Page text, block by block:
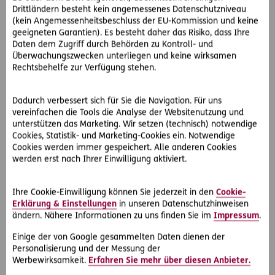
Drittländern besteht kein angemessenes Datenschutzniveau
(kein Angemessenheitsbeschluss der EU-Kommission und keine
geeigneten Garantien). Es besteht daher das Risiko, dass Ihre
Daten dem Zugriff durch Behörden zu Kontroll- und
Überwachungszwecken unterliegen und keine wirksamen
Rechtsbehelfe zur Verfügung stehen.
Dadurch verbessert sich für Sie die Navigation. Für uns
vereinfachen die Tools die Analyse der Websitenutzung und
unterstützen das Marketing. Wir setzen (technisch) notwendige
Cookies, Statistik- und Marketing-Cookies ein. Notwendige
Cookies werden immer gespeichert. Alle anderen Cookies
werden erst nach Ihrer Einwilligung aktiviert.
Ihre Cookie-Einwilligung können Sie jederzeit in den Cookie-
Erklärung & Einstellungen in unseren Datenschutzhinweisen
ändern. Nähere Informationen zu uns finden Sie im Impressum.
Einige der von Google gesammelten Daten dienen der
Personalisierung und der Messung der
Werbewirksamkeit. Erfahren Sie mehr über diesen Anbieter.
mitgegeben, kann der Gewährleistungsanspruch
gegenüber dem Erstverkäufer bzw. Händler aufrecht
bleiben. Dazu müssen allerdings die Rechte vom Verkäufer
an den Käufer abgetreten werden. Den Händlern reicht in
der Praxis oftmals die Vorlage der Originalrechnung. Ob
gilt, ist im jeweiligen Garantievertrag nachzulesen.
Betrug beim Online-Shopping
Die steigende Beliebtheit von privaten Online-Käufen bietet
auch Kriminellen eine Plattform, sich unrechtmäßig zu
bereichern. Selbst wenn der Großteil der Verkäufe
geraten. Bei Internetbetrug denken viele automatisch an
einen Käufer, der die bestellte und bereits bezahlte Ware
nicht erhält. Keine Seltenheit sind auch Fälschungen statt
Das Risiko liegt allerdings nicht nur auf Käufer-, sondern
auch auf Verkäuferseite. Wird man etwa als Verkäufer